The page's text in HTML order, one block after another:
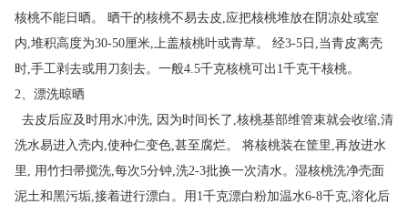
核桃不能日晒。 晒干的核桃不易去皮,应把核桃堆放在阴凉处或室
内,堆积高度为30-50厘米,上盖核桃叶或青草。 经3-5日,当青皮离壳
时,手工剥去或用刀刻去。一般4.5千克核桃可出1千克干核桃。
2、漂洗晾晒
去皮后应及时用水冲洗, 因为时间长了,核桃基部维管束就会收缩,清
洗水易进入壳内,使种仁变色,甚至腐烂。 将核桃装在筐里,再放进水
里, 用竹扫帚搅洗,每次5分钟,洗2-3批换一次清水。湿核桃洗净壳面
泥土和黑污垢,接着进行漂白。用1千克漂白粉加温水6-8千克,溶化后